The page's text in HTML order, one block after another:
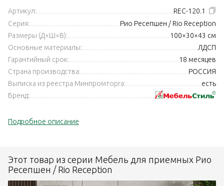
Артикул:
REC-120.1
Серия:
Рио Ресепшен / Rio Reception
Размеры (Д×Ш×В):
100×30×43 см
Основные материалы:
ЛДСП
Гарантийный срок:
18 месяцев
Страна производства:
РОССИЯ
Выписка из реестра Минпромторга:
есть
Бренд:
Подробное описание
Этот товар из серии Мебель для приемных Рио
Ресепшен / Rio Reception